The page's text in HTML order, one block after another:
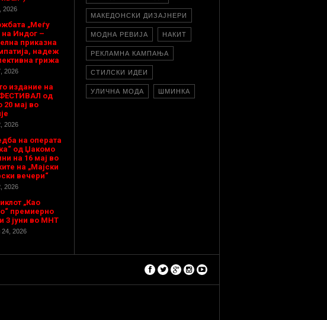
2026
„Меѓу
на Индог –
приказна
надеж
грижа
2026
издание на
од
20 мај во
2026
на операта
од Џакомо
на 16 мај во
на „Мајски
вечери“
2026
„Као
премиерно
3 јуни во МНТ
24, 2026
МАКЕДОНСКИ ДИЗАЈНЕРИ
МОДНА РЕВИЈА НАКИТ
РЕКЛАМНА КАМПАЊА
СТИЛСКИ ИДЕИ
УЛИЧНА МОДА ШМИНКА